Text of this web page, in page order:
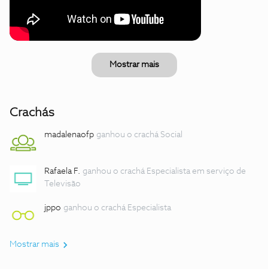
Mostrar mais
Crachás
madalenaofp ganhou o crachá Social
Rafaela F. ganhou o crachá Especialista em serviço de
Televisão
jppo ganhou o crachá Especialista
Mostrar mais